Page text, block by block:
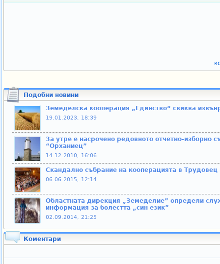
Подобни новини
Земеделска кооперация „Единство“ свиква
19.01.2023, 18:39
За утре е насрочено редовното отчетно-изборно
“Орханиец”
14.12.2010, 16:06
Скандално събрание на кооперацията в Трудовец
06.06.2015, 12:14
Областната дирекция „Земеделие” определи
информация за болестта „син език”
02.09.2014, 21:25
Коментари